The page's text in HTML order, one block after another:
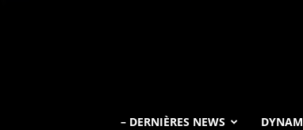
– DERNIÈRES NEWS